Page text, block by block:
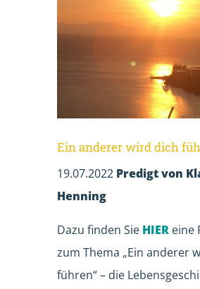
Ein anderer wird dich
19.07.2022 Predigt von
Henning
Dazu finden Sie HIER eine
zum Thema „Ein anderer
führen“ – die